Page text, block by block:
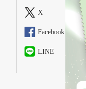
X
Facebook
LINE